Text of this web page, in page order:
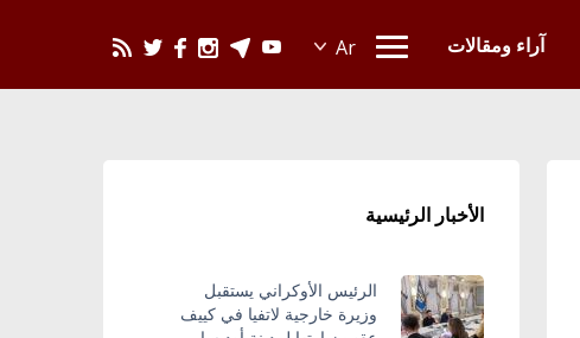
آراء ومقالات
الأخبار الرئيسية
الرئيس الأوكراني يستقبل
وزيرة خارجية لاتفيا في كييف